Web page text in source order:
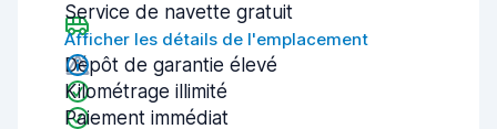
Service de navette gratuit
Afficher les détails de l'emplacement
Dépôt de garantie élevé
Kilométrage illimité
Paiement immédiat